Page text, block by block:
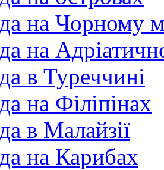
на Чорному
на
в Туреччині
на Філіпінах
в Малайзії
на Карибах